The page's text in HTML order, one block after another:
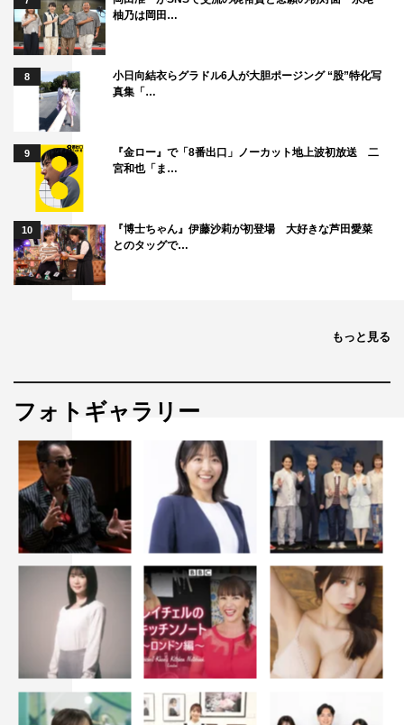
テレ朝チャンネル1
2021年1月31日（日）後2・00〜6・30
番組サイト：https://www.tv-
asahi.co.jp/ch/contents/variety/0469/
アップアップガールズ（仮）
柚乃は岡田…
8
小日向結衣らグラドル6人が大胆ポージング “股”特化写
真集「…
9
『金ロー』で「8番出口」ノーカット地上波初放送 二
宮和也「ま…
10
『博士ちゃん』伊藤沙莉が初登場 大好きな芦田愛菜
とのタッグで…
もっと見る
フォトギャラリー